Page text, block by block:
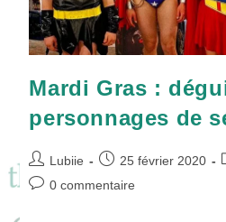
Mardi Gras :
personnages de
Auteur/autrice
de
Lubiie
Publication
publiée :
25 février 2020
Commentaires
0 commentaire